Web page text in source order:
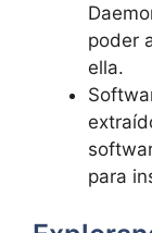
poder​
ella.
para